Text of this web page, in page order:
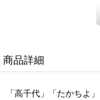
商品詳細
「高千代」「たかちよ